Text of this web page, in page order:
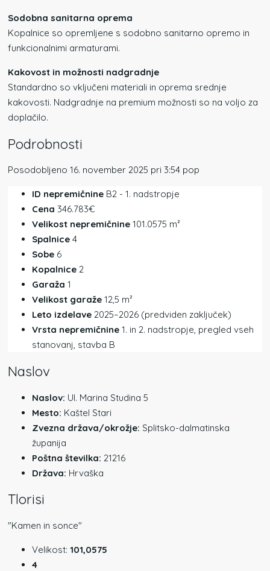
Sodobna sanitarna oprema
Kopalnice so opremljene s sodobno sanitarno opremo in
funkcionalnimi armaturami.
Kakovost in možnosti nadgradnje
Standardno so vključeni materiali in oprema srednje
kakovosti. Nadgradnje na premium možnosti so na voljo za
doplačilo.
Podrobnosti
Posodobljeno 16. november 2025 pri 3:54 pop
ID nepremičnine B2 - 1. nadstropje
Cena 346.783€
Velikost nepremičnine 101.0575 m²
Spalnice 4
Sobe 6
Kopalnice 2
Garaža 1
Velikost garaže 12,5 m²
Leto izdelave 2025–2026 (predviden zaključek)
Vrsta nepremičnine 1. in 2. nadstropje, pregled vseh
stanovanj, stavba B
Naslov
Naslov: Ul. Marina Studina 5
Mesto: Kaštel Stari
Zvezna država/okrožje: Splitsko-dalmatinska
županija
Poštna številka: 21216
Država: Hrvaška
Tlorisi
"Kamen in sonce"
Velikost: 101,0575
4